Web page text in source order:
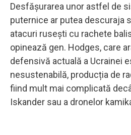
Desfășurarea unor astfel de
puternice ar putea descuraja
atacuri rusești cu rachete
opinează gen. Hodges, care
defensivă actuală a Ucrainei
nesustenabilă, producția de
fiind mult mai complicată
Iskander sau a dronelor